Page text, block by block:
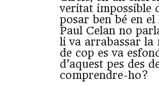
veritat impossible
posar ben bé en
Paul Celan no
li va arrabassar la
de cop es va
d’aquest pes des
comprendre-ho?